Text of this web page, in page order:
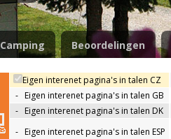
Camping Beoordelingen
Eigen interenet pagina's in talen CZ
- Eigen interenet pagina's in talen GB
- Eigen interenet pagina's in talen DK
- Eigen interenet pagina's in talen ESP